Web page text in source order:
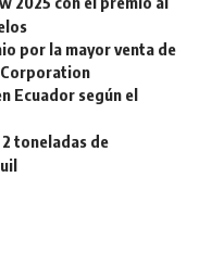
por la mayor venta de
Ecuador según el
2 toneladas de